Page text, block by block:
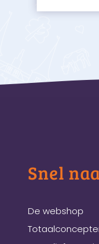
Snel
De webshop